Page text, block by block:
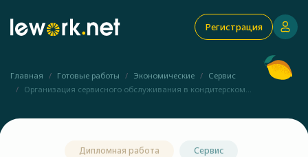
Регистрация
Главная Готовые работы Экономические
Сервис
Организация сервисного обслуживания в кондитерском...
Дипломная работа Сервис